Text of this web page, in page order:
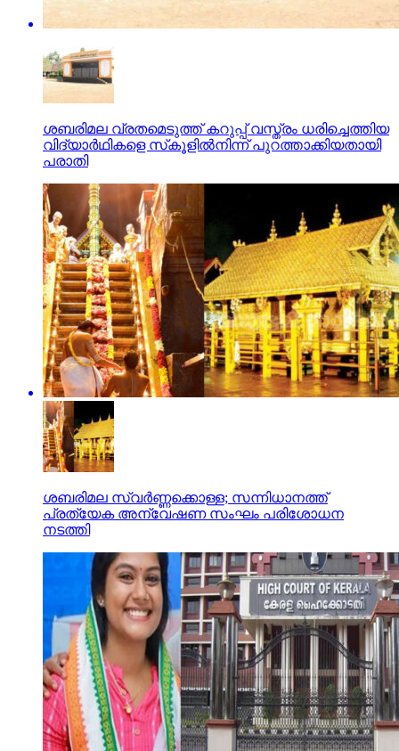
ശബരിമല വ്രതമെടുത്ത് കറുപ്പ് വസ്ത്രം ധരിച്ചെത്തിയ
വിദ്യാര്‍ഥികളെ സ്‌കൂളില്‍നിന്ന് പുറത്താക്കിയതായി
പരാതി
ശബരിമല സ്വര്‍ണ്ണക്കൊള്ള; സന്നിധാനത്ത്
പ്രത്യേക അന്വേഷണ സംഘം പരിശോധന
നടത്തി